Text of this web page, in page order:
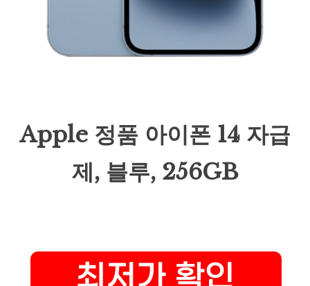
Apple 정품 아이폰 14 자급
제, 블루, 256GB